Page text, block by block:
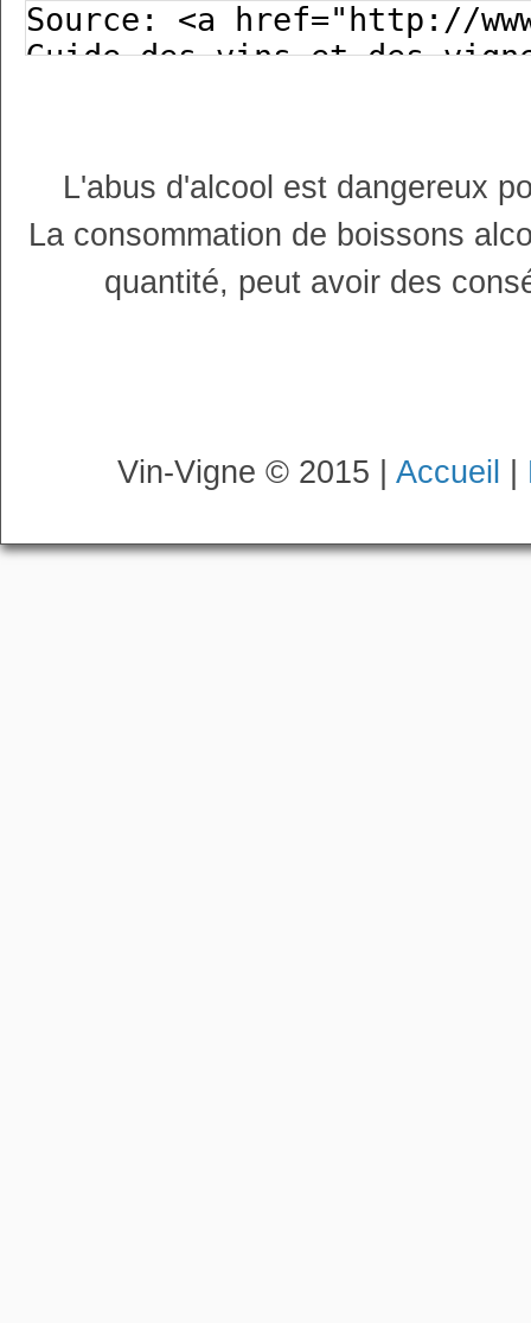
L'abus d'alcool est dangereux
La consommation de boissons
quantité, peut avoir des
Vin-Vigne © 2015 | Accueil